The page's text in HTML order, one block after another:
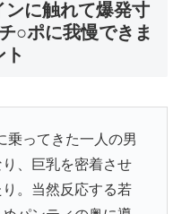
に触れて爆発寸
○ポに我慢できま
乗ってきた一人の男
、巨乳を密着させ
。当然反応する若